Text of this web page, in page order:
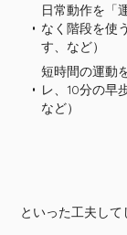
日常動作を「
なく階段を使
す、など）
短時間の運動
レ、10分の早
など）
といった工夫して